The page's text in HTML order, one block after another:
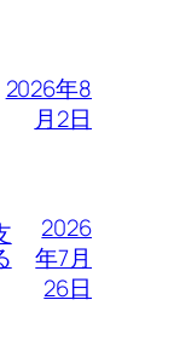
2026年8
月2日
2026
年7月
26日